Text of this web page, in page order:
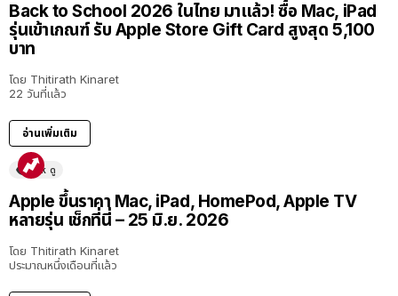
Back to School 2026 ในไทย มาแล้ว! ซื้อ Mac, iPad
รุ่นเข้าเกณฑ์ รับ Apple Store Gift Card สูงสุด 5,100
บาท
โดย Thitirath Kinaret
22 วันที่แล้ว
อ่านเพิ่มเติม
11k ดู
Apple ขึ้นราคา Mac, iPad, HomePod, Apple TV
หลายรุ่น เช็กที่นี่ – 25 มิ.ย. 2026
โดย Thitirath Kinaret
ประมาณหนึ่งเดือนที่แล้ว